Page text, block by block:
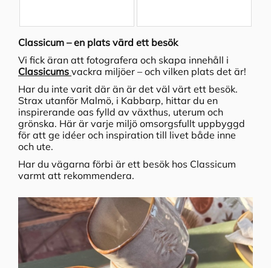
Classicum – en plats värd ett besök
Vi fick äran att fotografera och skapa innehåll i
Classicums vackra miljöer – och vilken plats det är!
Har du inte varit där än är det väl värt ett besök.
Strax utanför Malmö, i Kabbarp, hittar du en
inspirerande oas fylld av växthus, uterum och
grönska. Här är varje miljö omsorgsfullt uppbyggd
för att ge idéer och inspiration till livet både inne
och ute.
Har du vägarna förbi är ett besök hos Classicum
varmt att rekommendera.